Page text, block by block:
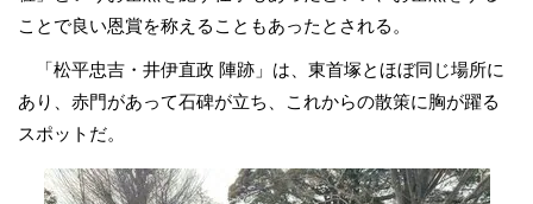
ことで良い恩賞を称えることもあったとされる。
「松平忠吉・井伊直政 陣跡」は、東首塚とほぼ同じ場所に
あり、赤門があって石碑が立ち、これからの散策に胸が躍る
スポットだ。